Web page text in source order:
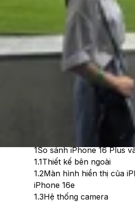
Theo dõi XTMobile trên
1So sánh iPhone 16 Plus
1.1Thiết kế bên ngoài
1.2Màn hình hiển thị của
iPhone 16e
1.3Hệ thống camera